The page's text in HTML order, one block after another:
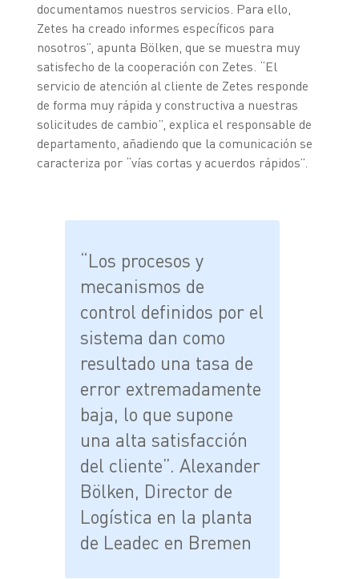
documentamos nuestros servicios. Para ello,
Zetes ha creado informes específicos para
nosotros”, apunta Bölken, que se muestra muy
satisfecho de la cooperación con Zetes. “El
servicio de atención al cliente de Zetes responde
de forma muy rápida y constructiva a nuestras
solicitudes de cambio”, explica el responsable de
departamento, añadiendo que la comunicación se
caracteriza por “vías cortas y acuerdos rápidos”.
“Los procesos y
mecanismos de
control definidos por el
sistema dan como
resultado una tasa de
error extremadamente
baja, lo que supone
una alta satisfacción
del cliente”. Alexander
Bölken, Director de
Logística en la planta
de Leadec en Bremen